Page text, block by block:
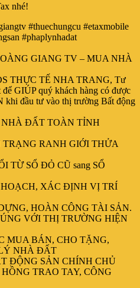
nhé!
#thuechungcu #etaxmobile
#phaplynhadat
GIANG TV – MUA NHÀ
THỰC TẾ NHA TRANG, Tư
GIÚP quý khách hàng có được
đầu tư vào thị trường Bất động
ĐẤT TOÀN TỈNH
RANH GIỚI THỬA
TỪ SỔ ĐỎ CŨ sang SỔ
XÁC ĐỊNH VỊ TRÍ
HOÀN CÔNG TÀI SẢN.
VỚI THỊ TRƯỜNG HIỆN
MUA BÁN, CHO TẶNG,
NHÀ ĐẤT
ĐỘNG SẢN CHÍNH CHỦ
TRAO TAY, CÔNG